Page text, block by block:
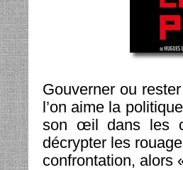
Gouverner ou
l’on aime la
son œil dans les
décrypter les
confrontation, alors